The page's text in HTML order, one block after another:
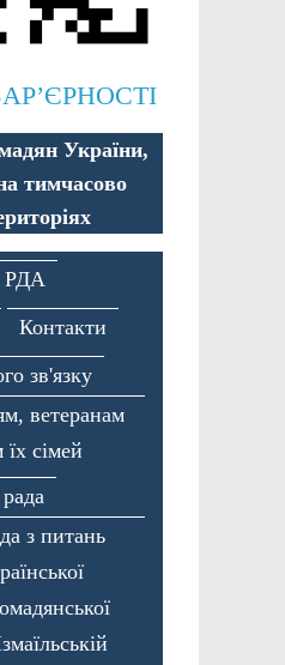
України,
тимчасово
РДА
Контакти
зв'язку
ветеранам
сімей
з питань